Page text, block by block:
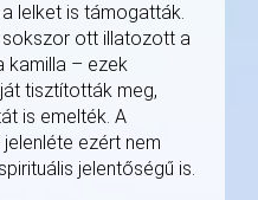
lelket is támogatták.
ott illatozott a
kamilla – ezek
tisztították meg,
is emelték. A
ezért nem
jelentőségű is.